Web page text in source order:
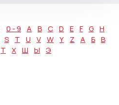
0 - 9 A B C D E F G H
S T U V W Y Z А Б В
Т Х Ш Ы Э